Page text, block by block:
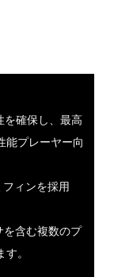
を確保し、最高
能プレーヤー向
ィンを採用
含む複数のプ
。